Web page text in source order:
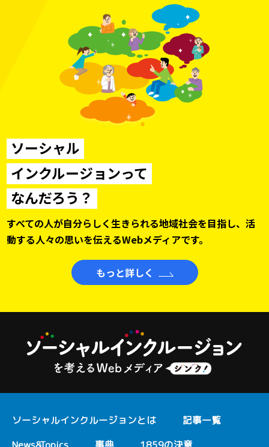
ソーシャル
インクルージョンって
なんだろう？
すべての人が自分らしく生きられる地域社会を目指し、活
動する人々の思いを伝えるWebメディアです。
もっと詳しく
ソーシャルインクルージョンとは
記事一覧
News&Topics
事典 1859の決意